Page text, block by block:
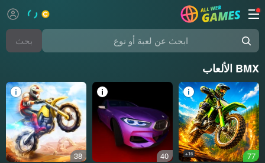
ابحث عن لعبة أو نوع بحث
BMX الألعاب
77
16+
40
38